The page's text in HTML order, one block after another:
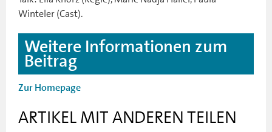
Winteler (Cast).
Weitere Informationen zum
Beitrag
Zur Homepage
ARTIKEL MIT ANDEREN TEILEN